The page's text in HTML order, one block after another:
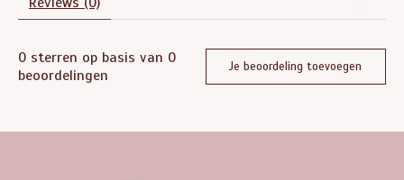
0 sterren op basis van 0
beoordelingen
Je beoordeling toevoegen